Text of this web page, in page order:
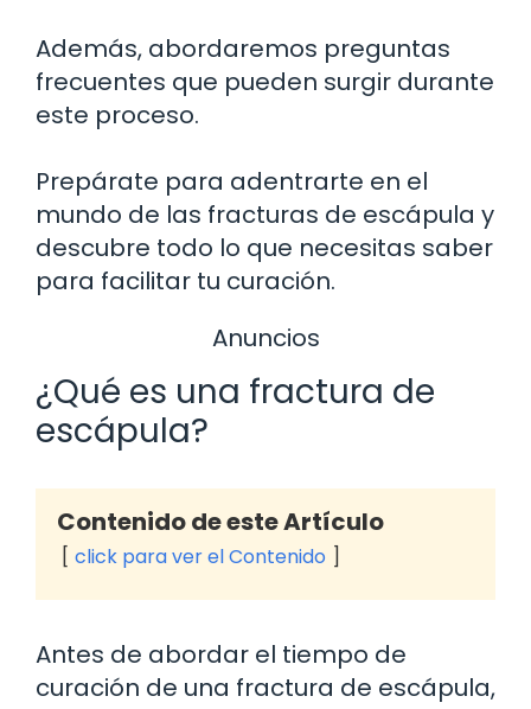
Además, abordaremos preguntas
frecuentes que pueden surgir durante
este proceso.
Prepárate para adentrarte en el
mundo de las fracturas de escápula y
descubre todo lo que necesitas saber
para facilitar tu curación.
Anuncios
¿Qué es una fractura de
escápula?
Contenido de este Artículo
click para ver el Contenido
Antes de abordar el tiempo de
curación de una fractura de escápula,